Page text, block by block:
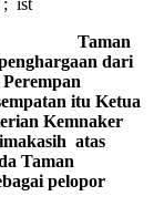
Taman
dari
Ketua
Kemnaker
atas
Taman
pelopor